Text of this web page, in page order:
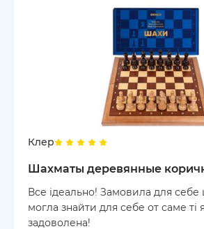
Клер
Шахматы деревянные
Все ідеально! Замовила для себе
могла знайти для себе от саме ті
задоволена!